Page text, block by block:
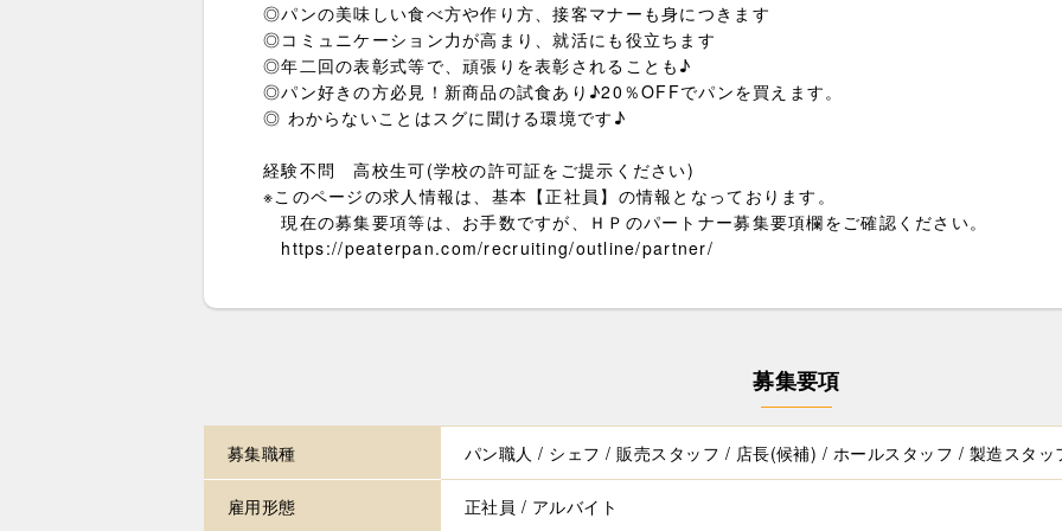
◎パンの美味しい食べ方や作り方、接客マナーも身につきます
◎コミュニケーション力が高まり、就活にも役立ちます
◎年二回の表彰式等で、頑張りを表彰されることも♪
◎パン好きの方必見！新商品の試食あり♪20％OFFでパンを買えます。
◎ わからないことはスグに聞ける環境です♪
経験不問 高校生可(学校の許可証をご提示ください)
※このページの求人情報は、基本【正社員】の情報となっております。
現在の募集要項等は、お手数ですが、ＨＰのパートナー募集要項欄をご確認ください。
https://peaterpan.com/recruiting/outline/partner/
募集要項
募集職種 パン職人 / シェフ / 販売スタッフ / 店長(候補) / ホールスタッフ / 製造スタッ
雇用形態 正社員 / アルバイト